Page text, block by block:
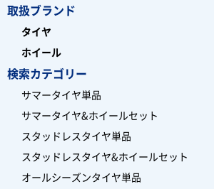
開しており、オフロードタイ
取扱ブランド
タイヤ
ホイール
検索カテゴリー
サマータイヤ単品
サマータイヤ&ホイールセット
スタッドレスタイヤ単品
スタッドレスタイヤ&ホイールセット
オールシーズンタイヤ単品